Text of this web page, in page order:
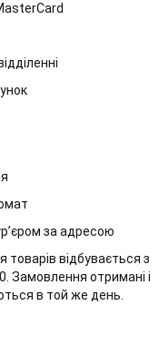
за адресою
товарів відбувається з
Замовлення отримані і
в той же день.